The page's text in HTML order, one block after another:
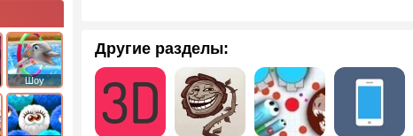
Другие разделы:
Шоу
дельфинов